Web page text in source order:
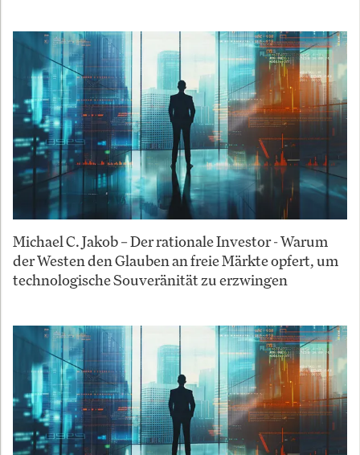
Michael C. Jakob – Der rationale Investor - Warum
der Westen den Glauben an freie Märkte opfert, um
technologische Souveränität zu erzwingen